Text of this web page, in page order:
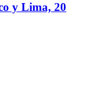
y Lima, 20